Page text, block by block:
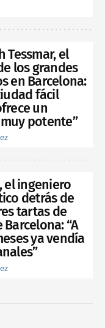
Tessmar, el
los grandes
en Barcelona:
fácil
un
potente”
el ingeniero
detrás de
tartas de
“A
ya vendía